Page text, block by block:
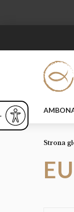
czcionkę
czcionka
Powiększ czcionkę
Strona